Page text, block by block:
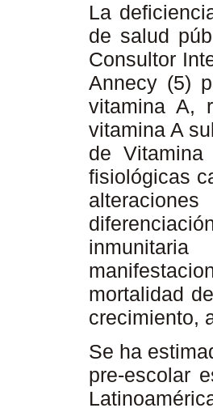
La
de salud
Consultor
Annecy (5)
vitamina A,
vitamina A
de
fisiológicas
mortalidad
crecimiento,
Se ha
pre-escolar